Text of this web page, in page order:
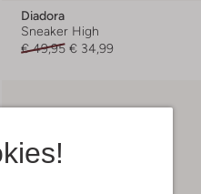
Diadora
Sneaker High
€ 49,95 € 34,99